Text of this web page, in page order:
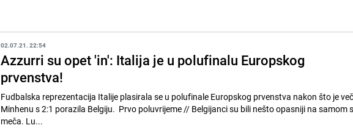
02.07.21. 22:54
Azzurri su opet 'in': Italija je u polufinalu Europskog
prvenstva!
Fudbalska reprezentacija Italije plasirala se u polufinale Europskog prvenstva nakon što je
Minhenu s 2:1 porazila Belgiju. Prvo poluvrijeme // Belgijanci su bili nešto opasniji na samom startu
meča. Lu...